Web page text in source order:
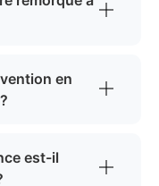
en
est-il